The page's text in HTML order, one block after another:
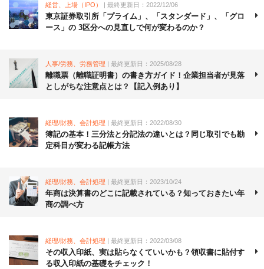
経営、上場（IPO） | 最終更新日：2022/12/06
東京証券取引所「プライム」、「スタンダード」、「グロ
ース」の 3区分への見直しで何が変わるのか？
人事/労務、労務管理 | 最終更新日：2025/08/28
離職票（離職証明書）の書き方ガイド！企業担当者が見落
としがちな注意点とは？【記入例あり】
経理/財務、会計処理 | 最終更新日：2022/08/30
簿記の基本！三分法と分記法の違いとは？同じ取引でも勘
定科目が変わる記帳方法
経理/財務、会計処理 | 最終更新日：2023/10/24
年商は決算書のどこに記載されている？知っておきたい年
商の調べ方
経理/財務、会計処理 | 最終更新日：2022/03/08
その収入印紙、実は貼らなくていいかも？領収書に貼付す
る収入印紙の基礎をチェック！